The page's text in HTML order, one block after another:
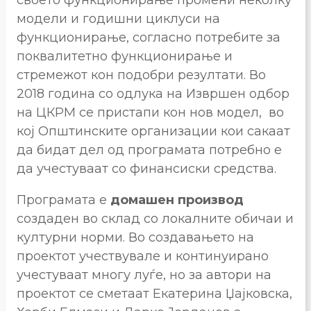
модели и годишни циклуси на
функционирање, согласно потребите за
поквалитетно функционирање и
стремежот кон подобри резултати. Во
2018 година со одлука на Извршен одбор
на ЦКРМ се пристапи кон нов модел, во
кој Општинските организации кои сакаат
да бидат дел од програмата потребно е
да учестуваат со финансиски средства.
Програмата е домашен производ
создаден во склад со локалните обичаи и
културни норми. Во создавањето на
проектот учествувале и континуирано
учестуваат многу луѓе, но за автори на
проектот се сметаат Екатерина Џајковска,